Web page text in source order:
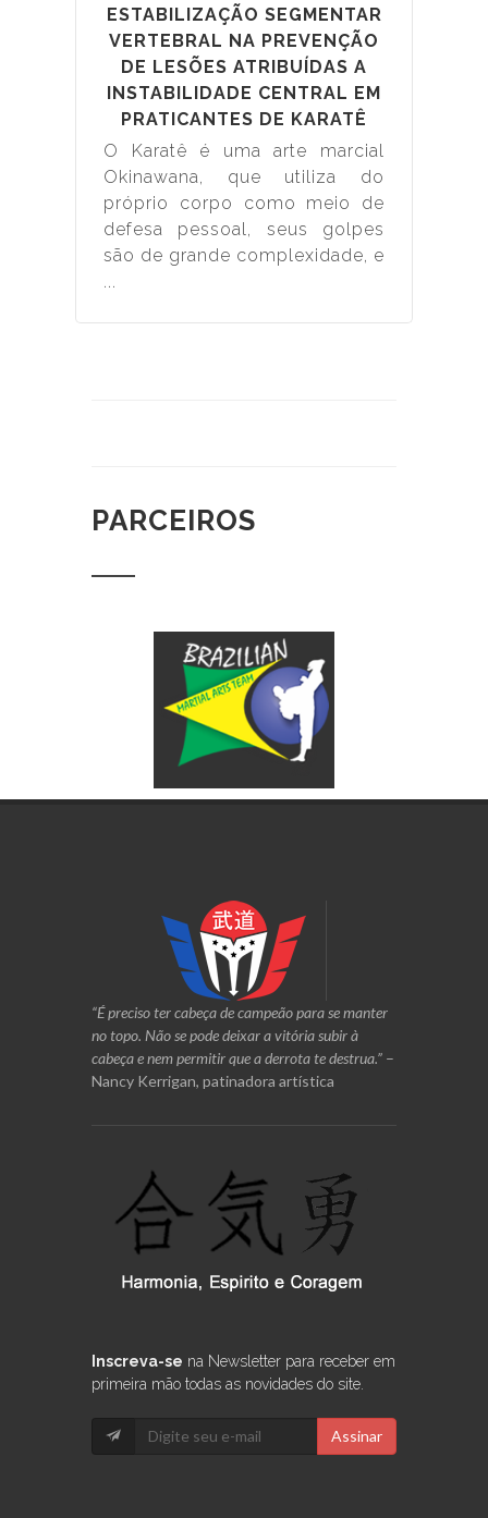
ESTABILIZAÇÃO SEGMENTAR
VERTEBRAL NA PREVENÇÃO
DE LESÕES ATRIBUÍDAS A
INSTABILIDADE CENTRAL EM
PRATICANTES DE KARATÊ
O Karatê é uma arte marcial
Okinawana, que utiliza do
próprio corpo como meio de
defesa pessoal, seus golpes
são de grande complexidade, e
...
PARCEIROS
“É preciso ter cabeça de campeão para se manter
no topo. Não se pode deixar a vitória subir à
cabeça e nem permitir que a derrota te destrua.” –
Nancy Kerrigan, patinadora artística
Inscreva-se na Newsletter para receber em
primeira mão todas as novidades do site.
Assinar